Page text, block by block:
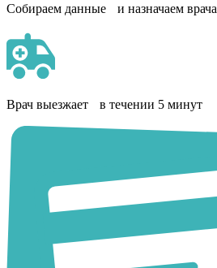
Собираем данные и назначаем врача
Врач выезжает в течении 5 минут